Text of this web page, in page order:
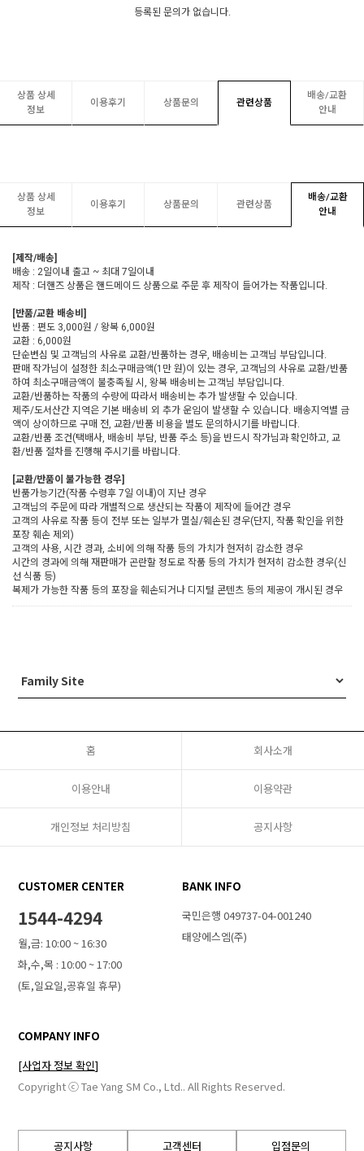
등록된 문의가 없습니다.
상품 상세
정보
이용후기 상품문의 관련상품
배송/교환
안내
상품 상세
정보
이용후기 상품문의 관련상품
배송/교환
안내
[제작/배송]
배송 : 2일이내 출고 ~ 최대 7일이내
제작 : 더핸즈 상품은 핸드메이드 상품으로 주문 후 제작이 들어가는 작품입니다.
[반품/교환 배송비]
반품 : 편도 3,000원 / 왕복 6,000원
교환 : 6,000원
단순변심 및 고객님의 사유로 교환/반품하는 경우, 배송비는 고객님 부담입니다.
판매 작가님이 설정한 최소구매금액(1만 원)이 있는 경우, 고객님의 사유로 교환/반품
하여 최소구매금액이 불충족될 시, 왕복 배송비는 고객님 부담입니다.
교환/반품하는 작품의 수량에 따라서 배송비는 추가 발생할 수 있습니다.
제주/도서산간 지역은 기본 배송비 외 추가 운임이 발생할 수 있습니다. 배송지역별 금
액이 상이하므로 구매 전, 교환/반품 비용을 별도 문의하시기를 바랍니다.
교환/반품 조건(택배사, 배송비 부담, 반품 주소 등)을 반드시 작가님과 확인하고, 교
환/반품 절차를 진행해 주시기를 바랍니다.
[교환/반품이 불가능한 경우]
반품가능기간(작품 수령후 7일 이내)이 지난 경우
고객님의 주문에 따라 개별적으로 생산되는 작품이 제작에 들어간 경우
고객의 사유로 작품 등이 전부 또는 일부가 멸실/훼손된 경우(단지, 작품 확인을 위한
포장 훼손 제외)
고객의 사용, 시간 경과, 소비에 의해 작품 등의 가치가 현저히 감소한 경우
시간의 경과에 의해 재판매가 곤란할 정도로 작품 등의 가치가 현저히 감소한 경우(신
선 식품 등)
복제가 가능한 작품 등의 포장을 훼손되거나 디지털 콘텐츠 등의 제공이 개시된 경우
홈 회사소개
이용안내 이용약관
개인정보 처리방침 공지사항
CUSTOMER CENTER
1544-4294
월,금: 10:00 ~ 16:30
화,수,목 : 10:00 ~ 17:00
(토,일요일,공휴일 휴무)
BANK INFO
국민은행 049737-04-001240
태양에스엠(주)
COMPANY INFO
[사업자 정보 확인]
Copyright ⓒ Tae Yang SM Co., Ltd.. All Rights Reserved.
공지사항 고객센터 입점문의